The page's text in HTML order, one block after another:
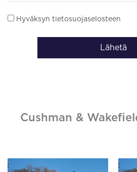
Hyväksyn tietosuojaselosteen
Lähetä
Cushman &